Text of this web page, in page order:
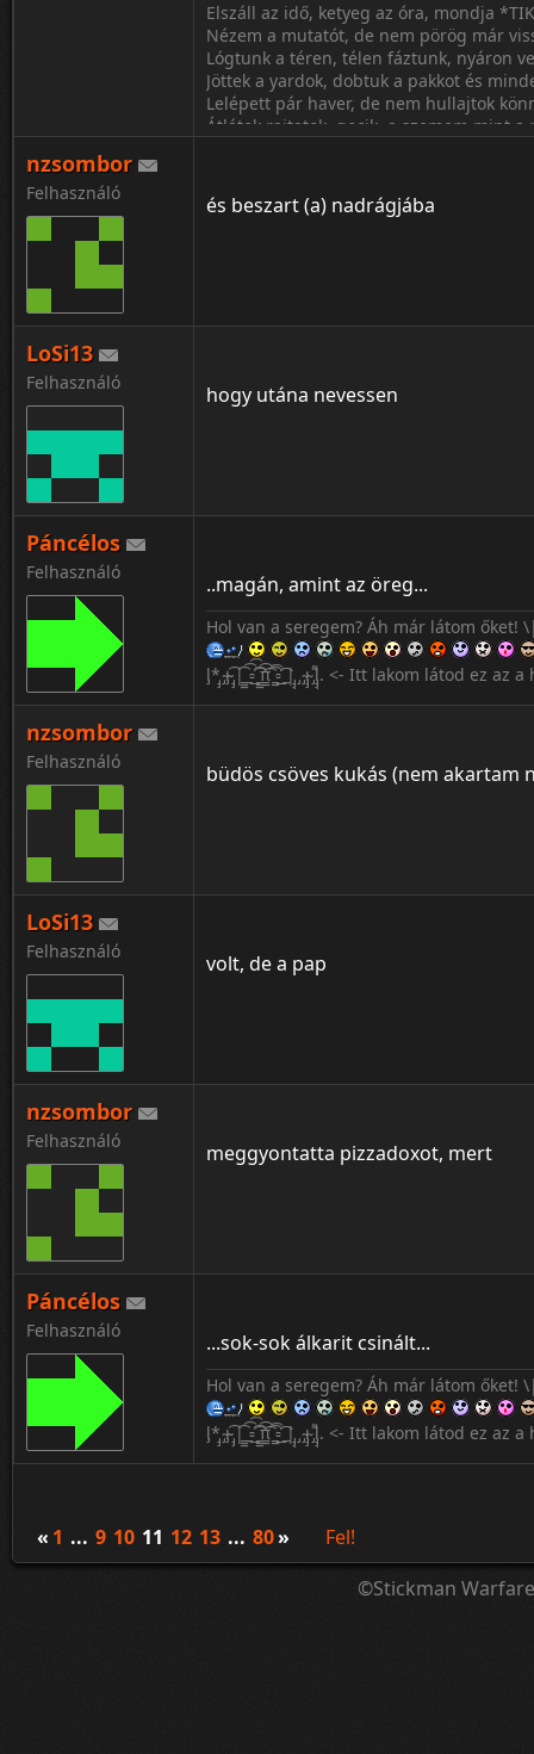
Elszáll az idő, ketyeg az óra, mondja
Nézem a mutatót, de nem pörög már
Lógtunk a téren, télen fáztunk, nyáron
Jöttek a yardok, dobtuk a pakkot és
Lelépett pár haver, de nem hullajtok
Átlátok rajtatok, gecik, a szemem mint a
Tudom, hogy honnan jöttem, a múltat
Vagyok ki vagyok, a vérem a
nzsombor
Felhasználó és beszart (a) nadrágjába
LoSi13
Felhasználó hogy utána nevessen
Páncélos
Felhasználó ..magán, amint az öreg...
Hol van a seregem? Áh már látom őket!
l̡*̡̡ ̴̡ı̴̴̡ ̡̡͡|̲̲̲͡͡͡ ̲▫̲͡ ̲̲̲͡͡π̲̲͡͡ ̲̲͡▫̲̲͡͡ ̲|̡̡̡ ̡ ̴̡ı̴̡̡ ̡͌l̡̡̡̡. <- Itt lakom látod ez az a
nzsombor
Felhasználó büdös csöves kukás (nem akartam
LoSi13
Felhasználó volt, de a pap
nzsombor
Felhasználó meggyontatta pizzadoxot, mert
Páncélos
Felhasználó ...sok-sok álkarit csinált...
Hol van a seregem? Áh már látom őket!
l̡*̡̡ ̴̡ı̴̴̡ ̡̡͡|̲̲̲͡͡͡ ̲▫̲͡ ̲̲̲͡͡π̲̲͡͡ ̲̲͡▫̲̲͡͡ ̲|̡̡̡ ̡ ̴̡ı̴̡̡ ̡͌l̡̡̡̡. <- Itt lakom látod ez az a
« 1 ... 9 10 11 12 13 ... 80»
Fel!
©Stickman Warfare